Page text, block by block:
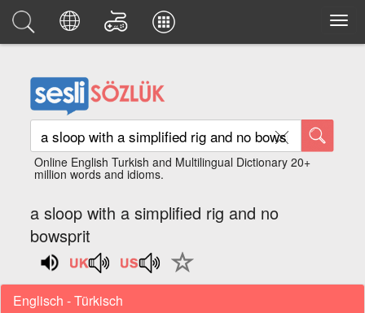
Online English Turkish and Multilingual Dictionary 20+
million words and idioms.
a sloop with a simplified rig and no
bowsprit
Englisch - Türkisch